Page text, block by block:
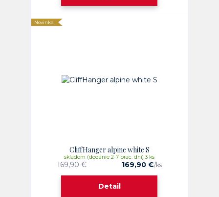
Novinka
CliffHanger alpine white S
169,90 € 169,90 €/ks
skladom (dodanie 2-7 prac. dni) 3 ks
Detail